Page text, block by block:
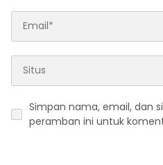
Simpan nama, email, dan
peramban ini untuk